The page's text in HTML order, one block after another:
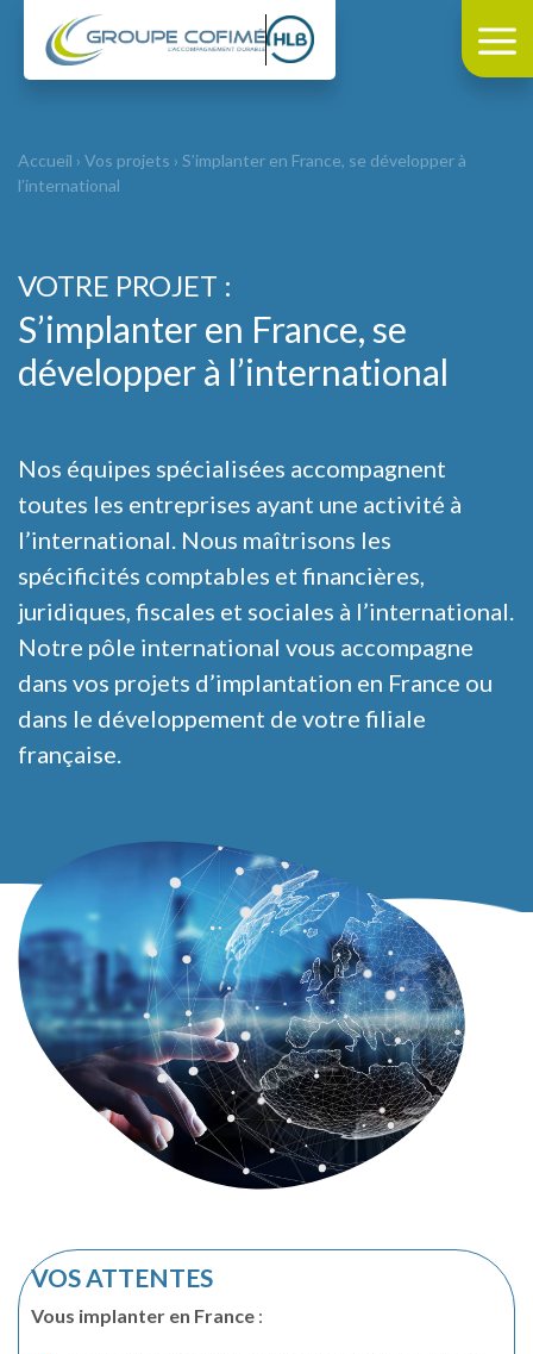
Accueil › Vos projets › S’implanter en France, se développer à
l’international
VOTRE PROJET :
S’implanter en France, se
développer à l’international
Nos équipes spécialisées accompagnent
toutes les entreprises ayant une activité à
l’international. Nous maîtrisons les
spécificités comptables et financières,
juridiques, fiscales et sociales à l’international.
Notre pôle international vous accompagne
dans vos projets d’implantation en France ou
dans le développement de votre filiale
française.
VOS ATTENTES
Vous implanter en France :